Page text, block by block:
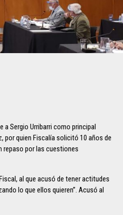
a Sergio Urribarri como principal
por quien Fiscalía solicitó 10 años de
repaso por las cuestiones
al que acusó de tener actitudes
lo que ellos quieren”. Acusó al